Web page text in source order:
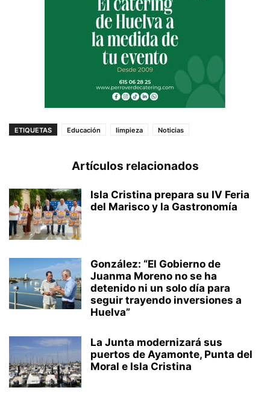
ETIQUETAS Educación limpieza Noticias
Artículos relacionados
Isla Cristina prepara su IV Feria
del Marisco y la Gastronomía
González: “El Gobierno de
Juanma Moreno no se ha
detenido ni un solo día para
seguir trayendo inversiones a
Huelva”
La Junta modernizará sus
puertos de Ayamonte, Punta del
Moral e Isla Cristina